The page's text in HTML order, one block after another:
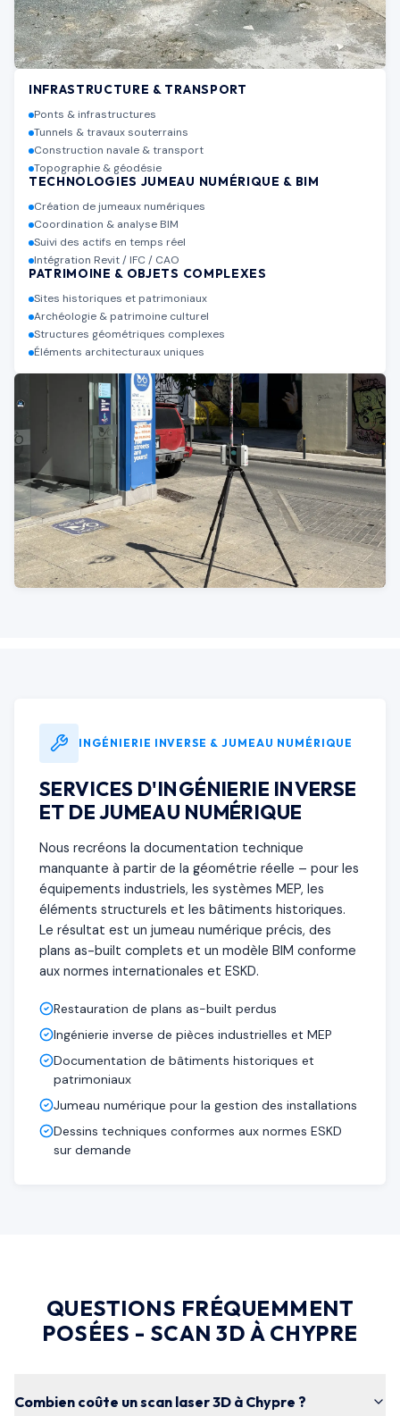
INFRASTRUCTURE & TRANSPORT
Ponts & infrastructures
Tunnels & travaux souterrains
Construction navale & transport
Topographie & géodésie
TECHNOLOGIES JUMEAU NUMÉRIQUE & BIM
Création de jumeaux numériques
Coordination & analyse BIM
Suivi des actifs en temps réel
Intégration Revit / IFC / CAO
PATRIMOINE & OBJETS COMPLEXES
Sites historiques et patrimoniaux
Archéologie & patrimoine culturel
Structures géométriques complexes
Éléments architecturaux uniques
INGÉNIERIE INVERSE & JUMEAU NUMÉRIQUE
SERVICES D'INGÉNIERIE INVERSE
ET DE JUMEAU NUMÉRIQUE
Nous recréons la documentation technique
manquante à partir de la géométrie réelle – pour les
équipements industriels, les systèmes MEP, les
éléments structurels et les bâtiments historiques.
Le résultat est un jumeau numérique précis, des
plans as-built complets et un modèle BIM conforme
aux normes internationales et ESKD.
Restauration de plans as-built perdus
Ingénierie inverse de pièces industrielles et MEP
Documentation de bâtiments historiques et
patrimoniaux
Jumeau numérique pour la gestion des installations
Dessins techniques conformes aux normes ESKD
sur demande
QUESTIONS FRÉQUEMMENT
POSÉES - SCAN 3D À CHYPRE
Combien coûte un scan laser 3D à Chypre ?